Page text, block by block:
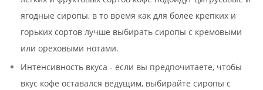
ягодные сиропы, в то время как для более крепких и
горьких сортов лучше выбирать сиропы с кремовыми
или ореховыми нотами.
Интенсивность вкуса - если вы предпочитаете, чтобы
вкус кофе оставался ведущим, выбирайте сиропы с